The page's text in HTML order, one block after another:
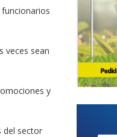
veces sean
y
del sector